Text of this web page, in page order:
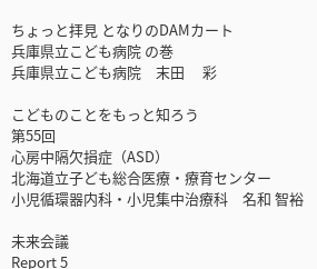
ちょっと拝見 となりのDAMカート
兵庫県立こども病院 の巻
兵庫県立こども病院 末田 彩
こどものことをもっと知ろう
第55回
心房中隔欠損症（ASD）
北海道立子ども総合医療・療育センター
小児循環器内科・小児集中治療科 名和 智裕
未来会議
Report 5